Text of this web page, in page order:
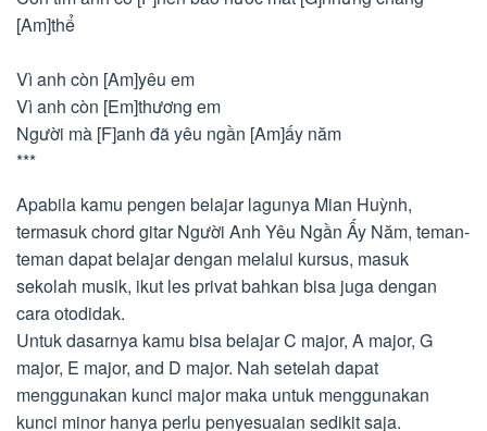
[Am]thể
Vì anh còn [Am]yêu em
Vì anh còn [Em]thương em
Người mà [F]anh đã yêu ngần [Am]ấy năm
***
Apabila kamu pengen belajar lagunya Mian Huỳnh,
termasuk chord gitar Người Anh Yêu Ngần Ấy Năm, teman-
teman dapat belajar dengan melalui kursus, masuk
sekolah musik, ikut les privat bahkan bisa juga dengan
cara otodidak.
Untuk dasarnya kamu bisa belajar C major, A major, G
major, E major, and D major. Nah setelah dapat
menggunakan kunci major maka untuk menggunakan
kunci minor hanya perlu penyesuaian sedikit saja.